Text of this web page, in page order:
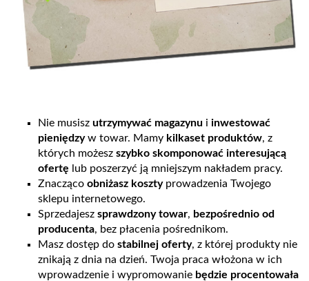
Nie musisz utrzymywać magazynu i inwestować
pieniędzyw towar. Mamy kilkaset produktów, z
których możesz szybko skomponować interesującą
ofertę lub poszerzyć ją mniejszym nakładem pracy.
Znacząco obniżasz kosztyprowadzenia Twojego
sklepu internetowego.
Sprzedajesz sprawdzony towar, bezpośrednio od
producenta, bez płacenia pośrednikom.
Masz dostęp do stabilnej oferty, z której produkty nie
znikają z dnia na dzień. Twoja praca włożona w ich
wprowadzenie i wypromowanie będzie procentowała